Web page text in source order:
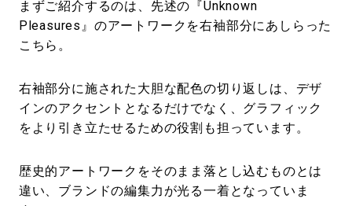
まずご紹介するのは、先述の『Unknown
Pleasures』のアートワークを右袖部分にあしらった
こちら。
右袖部分に施された大胆な配色の切り返しは、デザ
インのアクセントとなるだけでなく、グラフィック
をより引き立たせるための役割も担っています。
歴史的アートワークをそのまま落とし込むものとは
違い、ブランドの編集力が光る一着となっていま